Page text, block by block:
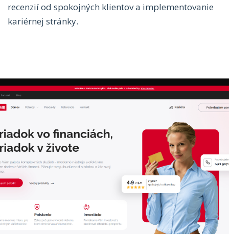
recenzií od spokojných klientov a implementovanie
kariérnej stránky.